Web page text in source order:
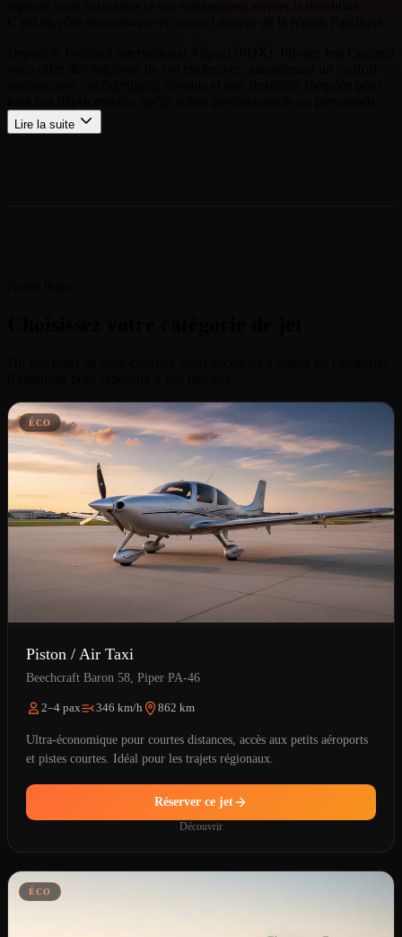
Lire la suite
ÉCO
Piston / Air Taxi
Beechcraft Baron 58, Piper PA-46
2–4 pax 346 km/h 862 km
Ultra-économique pour courtes distances, accès aux petits aéroports
et pistes courtes. Idéal pour les trajets régionaux.
Réserver ce jet
Découvrir
ÉCO